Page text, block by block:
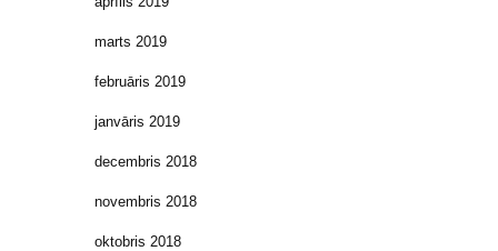
marts 2019
februāris 2019
janvāris 2019
decembris 2018
novembris 2018
oktobris 2018